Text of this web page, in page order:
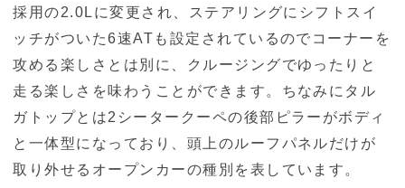
採用の2.0Lに変更され、ステアリングにシフトスイ
ッチがついた6速ATも設定されているのでコーナーを
攻める楽しさとは別に、クルージングでゆったりと
走る楽しさを味わうことができます。ちなみにタル
ガトップとは2シータークーペの後部ピラーがボディ
と一体型になっており、頭上のルーフパネルだけが
取り外せるオープンカーの種別を表しています。